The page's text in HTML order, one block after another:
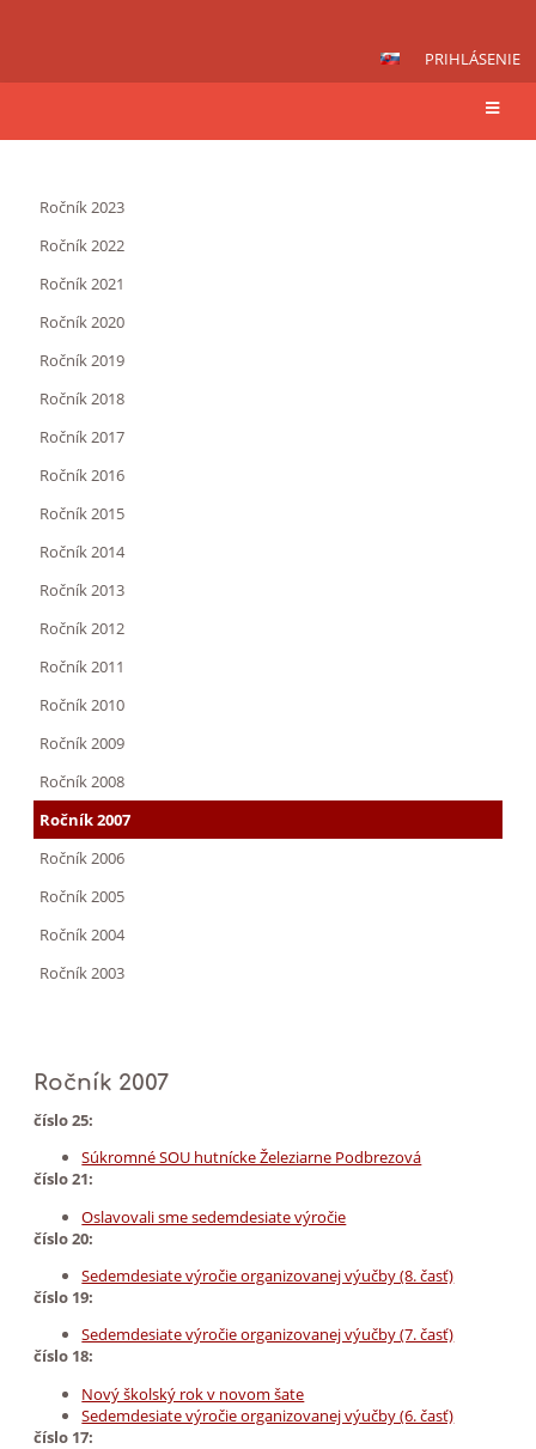
PRIHLÁSENIE
Ročník 2023
Ročník 2022
Ročník 2021
Ročník 2020
Ročník 2019
Ročník 2018
Ročník 2017
Ročník 2016
Ročník 2015
Ročník 2014
Ročník 2013
Ročník 2012
Ročník 2011
Ročník 2010
Ročník 2009
Ročník 2008
Ročník 2007
Ročník 2006
Ročník 2005
Ročník 2004
Ročník 2003
Ročník 2007
číslo 25:
Súkromné SOU hutnícke Železiarne Podbrezová
číslo 21:
Oslavovali sme sedemdesiate výročie
číslo 20:
Sedemdesiate výročie organizovanej výučby (8. časť)
číslo 19:
Sedemdesiate výročie organizovanej výučby (7. časť)
číslo 18:
Nový školský rok v novom šate
Sedemdesiate výročie organizovanej výučby (6. časť)
číslo 17: